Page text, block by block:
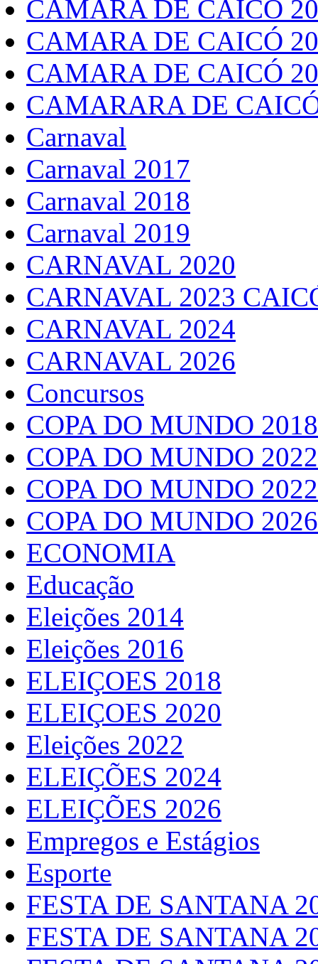
CÂMARA DE CAICÓ
CAMARA DE CAICÓ
CAMARA DE CAICÓ
CAMARARA DE
Carnaval
Carnaval 2017
Carnaval 2018
Carnaval 2019
CARNAVAL 2020
CARNAVAL 2023
CARNAVAL 2024
CARNAVAL 2026
Concursos
COPA DO MUNDO 2018
COPA DO MUNDO 2022
COPA DO MUNDO
COPA DO MUNDO 2026
ECONOMIA
Educação
Eleições 2014
Eleições 2016
ELEIÇOES 2018
ELEIÇOES 2020
Eleições 2022
ELEIÇÕES 2024
ELEIÇÕES 2026
Empregos e Estágios
Esporte
FESTA DE SANTANA
FESTA DE SANTANA